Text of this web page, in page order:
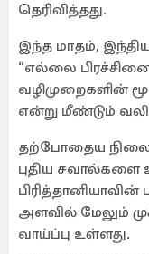
தெரிவித்தது.
இந்த மாதம்,
“எல்லை
வழிமுறைகளின்
என்று மீண்டும்
தற்போதைய
புதிய சவால்களை
அளவில் மேலும்
வாய்ப்பு உள்ளது.